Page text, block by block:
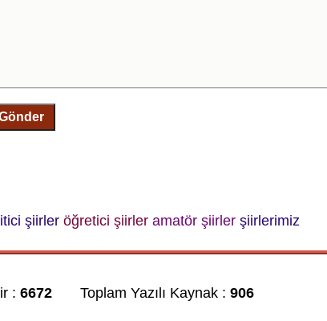
şiirler öğretici şiirler amatör şiirler şiirlerimiz
:6672 Toplam Yazılı Kaynak :906